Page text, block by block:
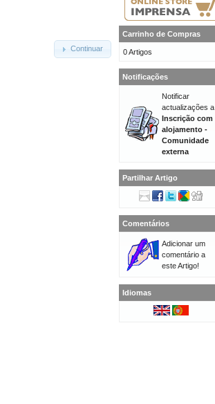
Continuar
Carrinho de Compras
0 Artigos
Notificações
Notificar
actualizações a
Inscrição com
alojamento -
Comunidade
externa
Partilhar Artigo
Comentários
Adicionar um
comentário a
este Artigo!
Idiomas